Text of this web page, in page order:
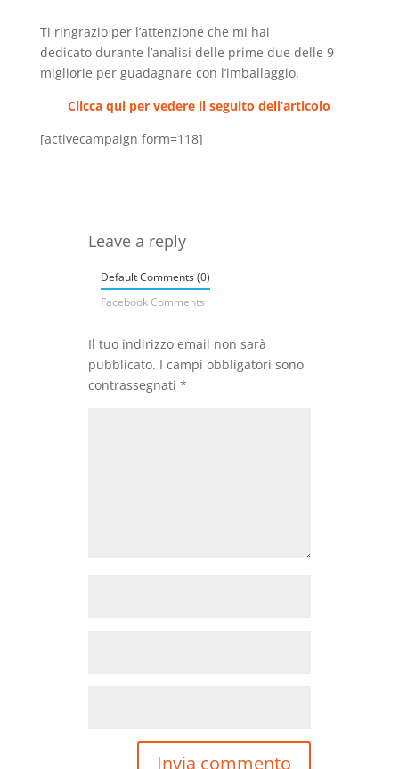
Ti ringrazio per l’attenzione che mi hai
dedicato durante l’analisi delle prime due delle 9
migliorie per guadagnare con l’imballaggio.
Clicca qui per vedere il seguito dell’articolo
[activecampaign form=118]
Leave a reply
Default Comments (0)
Facebook Comments
Il tuo indirizzo email non sarà
pubblicato. I campi obbligatori sono
contrassegnati *